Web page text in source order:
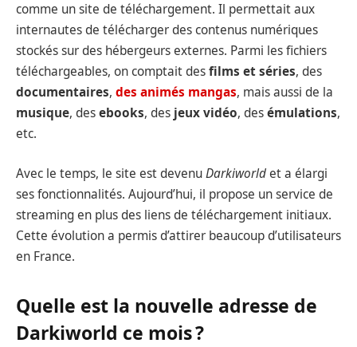
comme un site de téléchargement. Il permettait aux
internautes de télécharger des contenus numériques
stockés sur des hébergeurs externes. Parmi les fichiers
téléchargeables, on comptait desfilms etséries, des
documentaires, des animés mangas, mais aussi de la
musique, desebooks, des jeux vidéo, desémulations,
etc.
Avec le temps, le site est devenuDarkiworldet a élargi
ses fonctionnalités. Aujourd’hui, il propose un service de
streaming en plus des liens de téléchargement initiaux.
Cette évolution a permis d’attirer beaucoup d’utilisateurs
en France.
Quelle est la nouvelle adresse de
Darkiworld ce mois ?